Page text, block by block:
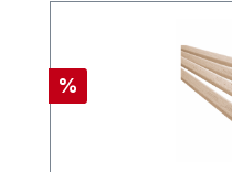
Rabatt
%